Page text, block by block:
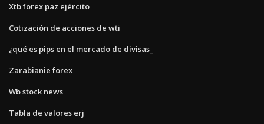
Xtb forex paz ejército
Cotización de acciones de wti
¿qué es pips en el mercado de divisas_
Zarabianie forex
Wb stock news
Tabla de valores erj